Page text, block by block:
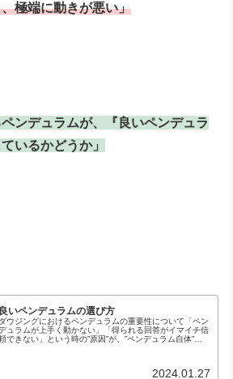
極端に動きが悪い」
ペンデュラムが、『良いペンデュラ
いるかどうか」
良いペンデュラムの選び方
ダウジングにおけるペンデュラムの重要性について「ペン
ュラムが上手く動かない」「得られる回答がイマイチ信
できない」という時の”原因”が、”ペンデュラム自体”と
2024.01.27